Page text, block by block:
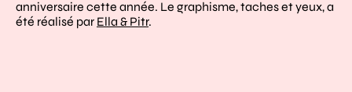
anniversaire cette année. Le graphisme, taches et yeux, a
été réalisé par Ella & Pitr.